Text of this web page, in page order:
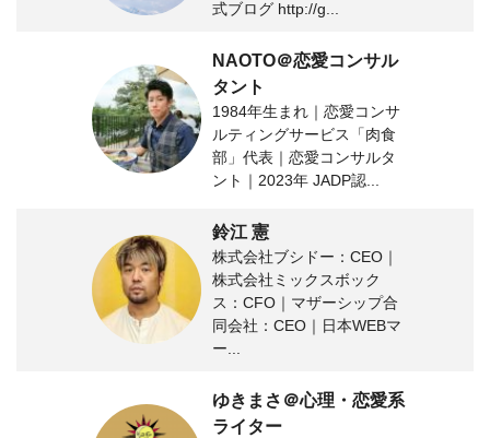
式ブログ http://g...
NAOTO＠恋愛コンサル
タント
1984年生まれ｜恋愛コンサ
ルティングサービス「肉食
部」代表｜恋愛コンサルタ
ント｜2023年 JADP認...
鈴江 憲
株式会社ブシドー：CEO｜
株式会社ミックスボック
ス：CFO｜マザーシップ合
同会社：CEO｜日本WEBマ
ー...
ゆきまさ＠心理・恋愛系
ライター